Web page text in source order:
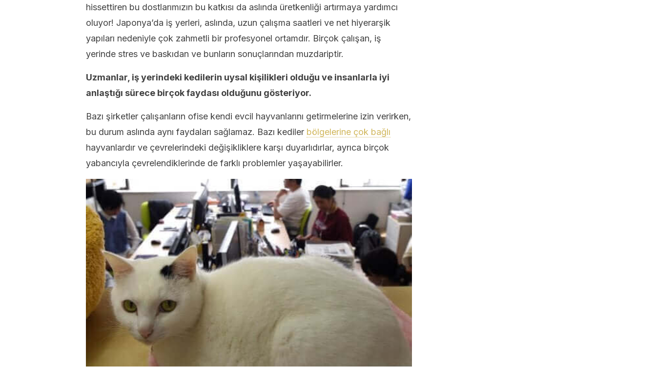
hissettiren bu dostlarımızın bu katkısı da aslında üretkenliği artırmaya yardımcı
oluyor! Japonya’da iş yerleri, aslında, uzun çalışma saatleri ve net hiyerarşik
yapıları nedeniyle çok zahmetli bir profesyonel ortamdır. Birçok çalışan, iş
yerinde stres ve baskıdan ve bunların sonuçlarından muzdariptir.
Uzmanlar, iş yerindeki kedilerin uysal kişilikleri olduğu ve insanlarla iyi
anlaştığı sürece birçok faydası olduğunu gösteriyor.
Bazı şirketler çalışanların ofise kendi evcil hayvanlarını getirmelerine izin verirken,
bu durum aslında aynı faydaları sağlamaz. Bazı kediler bölgelerine çok bağlı
hayvanlardır ve çevrelerindeki değişikliklere karşı duyarlıdırlar, ayrıca birçok
yabancıyla çevrelendiklerinde de farklı problemler yaşayabilirler.